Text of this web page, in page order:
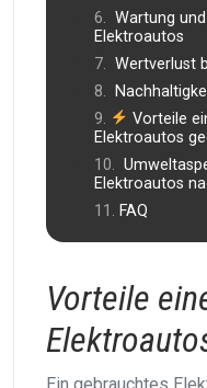
Wartung
Elektroautos
Wertverlust
Vorteile
Elektroautos
Elektroautos
FAQ
Vorteile